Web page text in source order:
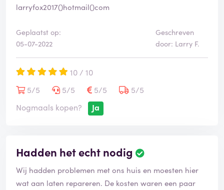
larryfox2017()hotmail()com
Geplaatst op:
05-07-2022
Geschreven
door: Larry F.
10 / 10
5/5
5/5 5/5
5/5
Nogmaals kopen?
Ja
Hadden het echt nodig
Wij hadden problemen met ons huis en moesten hier
wat aan laten repareren. De kosten waren een paar